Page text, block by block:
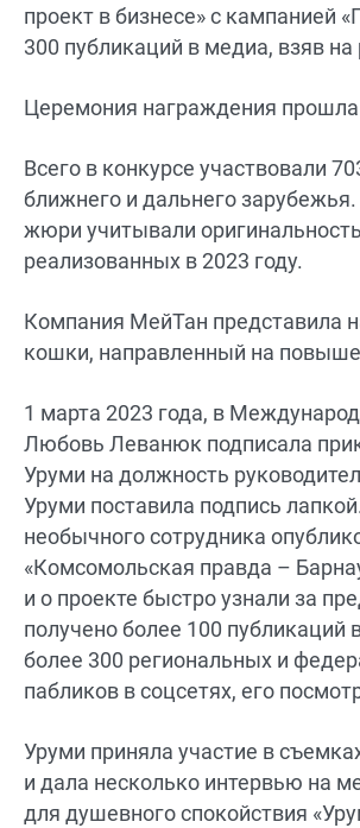
проект в бизнесе» с кампанией
300 публикаций в медиа, взяв на
Церемония награждения
Всего в конкурсе участвовали
ближнего и дальнего
жюри учитывали
реализованных в 2023 году.
Компания МейТан представила
кошки, направленный на
1 марта 2023 года, в
Любовь Леванюк подписала
Уруми на должность
Уруми поставила подпись
необычного сотрудника
«Комсомольская правда –
и о проекте быстро узнали за
получено более 100 публикаций
более 300 региональных и
пабликов в соцсетях, его
Уруми приняла участие в
и дала несколько интервью на
для душевного спокойствия